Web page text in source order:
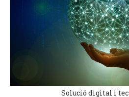
Solució digital i